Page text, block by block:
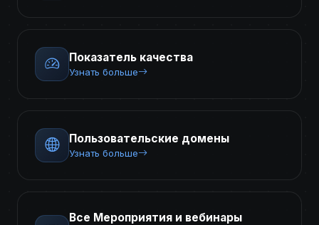
Показатель качества
Узнать больше
Пользовательские домены
Узнать больше
Все Мероприятия и вебинары